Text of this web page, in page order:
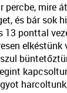
mire
és bár sok
ponttal
elkéstünk